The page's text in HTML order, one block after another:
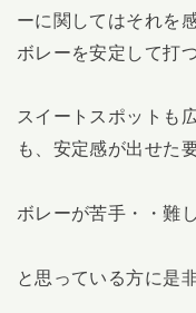
ーに関してはそれを
ボレーを安定して打
スイートスポットも
も、安定感が出せた
ボレーが苦手・・難
と思っている方に是